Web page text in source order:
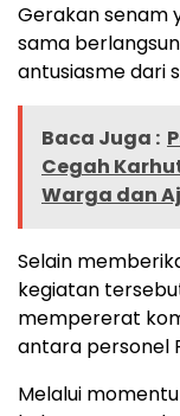
Gerakan senam
sama
antusiasme dari
Baca Juga :
Cegah
Warga dan
Selain
kegiatan
mempererat
antara personel
Melalui